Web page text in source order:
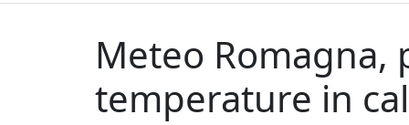
Meteo Romagna,
temperature in